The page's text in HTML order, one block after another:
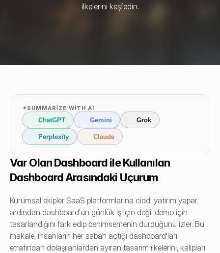
ilkelerini keşfedin.
✦SUMMARIZE WITH AI
ChatGPT Gemini Grok
Perplexity Claude
Var Olan Dashboard ile Kullanılan
Dashboard Arasındaki Uçurum
Kurumsal ekipler SaaS platformlarına ciddi yatırım yapar;
ardından dashboard'un günlük iş için değil demo için
tasarlandığını fark edip benimsemenin durduğunu izler. Bu
makale, insanların her sabah açtığı dashboard'ları
etrafından dolaşılanlardan ayıran tasarım ilkelerini, kalıpları